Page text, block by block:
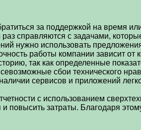
за поддержкой на время
справляются с задачами,
нужно использовать
работы компании зависит
так как определенные
сбои технического
сервисов и приложений
с использованием
затраты. Благодаря